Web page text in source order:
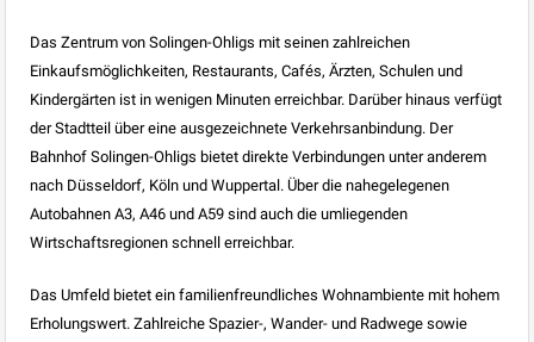
Das Zentrum von Solingen-Ohligs mit seinen zahlreichen
Einkaufsmöglichkeiten, Restaurants, Cafés, Ärzten, Schulen und
Kindergärten ist in wenigen Minuten erreichbar. Darüber hinaus verfügt
der Stadtteil über eine ausgezeichnete Verkehrsanbindung. Der
Bahnhof Solingen-Ohligs bietet direkte Verbindungen unter anderem
nach Düsseldorf, Köln und Wuppertal. Über die nahegelegenen
Autobahnen A3, A46 und A59 sind auch die umliegenden
Wirtschaftsregionen schnell erreichbar.
Das Umfeld bietet ein familienfreundliches Wohnambiente mit hohem
Erholungswert. Zahlreiche Spazier-, Wander- und Radwege sowie